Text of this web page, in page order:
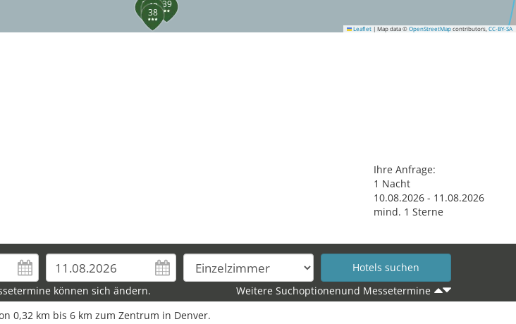
36
38
39
40
Leaflet | Map data © OpenStreetMap contributors, CC-BY-SA
Ihre Anfrage:
1 Nacht
10.08.2026 - 11 .08.2026
mind. 1 Sterne
können sich ändern.
Weitere Suchoptionenund Messetermine
0,32 km bis 6 km zum Zentrum in Denver.